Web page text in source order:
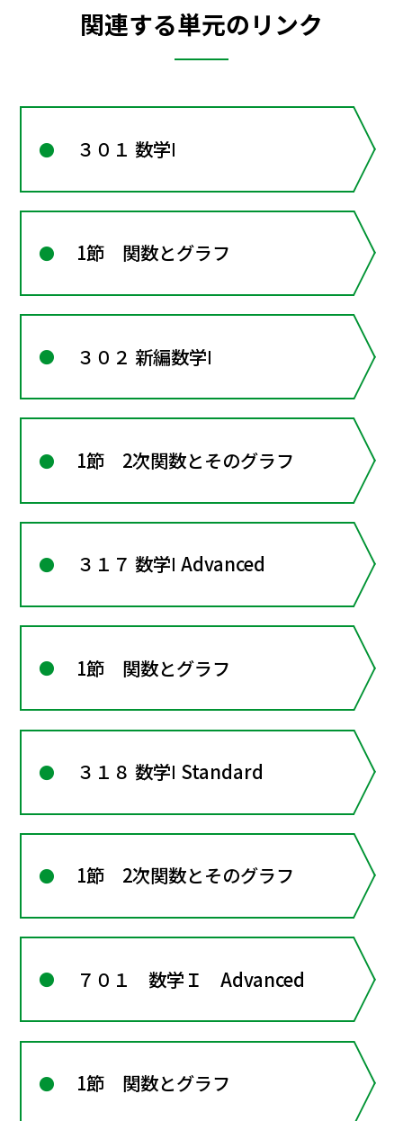
関連する単元のリンク
３０１ 数学Ⅰ
1節 関数とグラフ
３０２ 新編数学Ⅰ
1節 2次関数とそのグラフ
３１７ 数学Ⅰ Advanced
1節 関数とグラフ
３１８ 数学Ⅰ Standard
1節 2次関数とそのグラフ
７０１ 数学Ｉ Advanced
1節 関数とグラフ